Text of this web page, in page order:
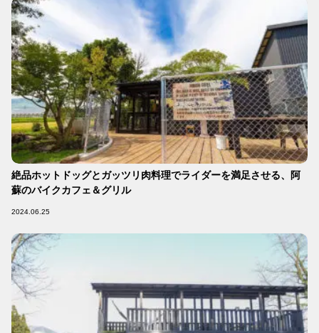
絶品ホットドッグとガッツリ肉料理でライダーを満足させる、阿
蘇のバイクカフェ＆グリル
2024.06.25